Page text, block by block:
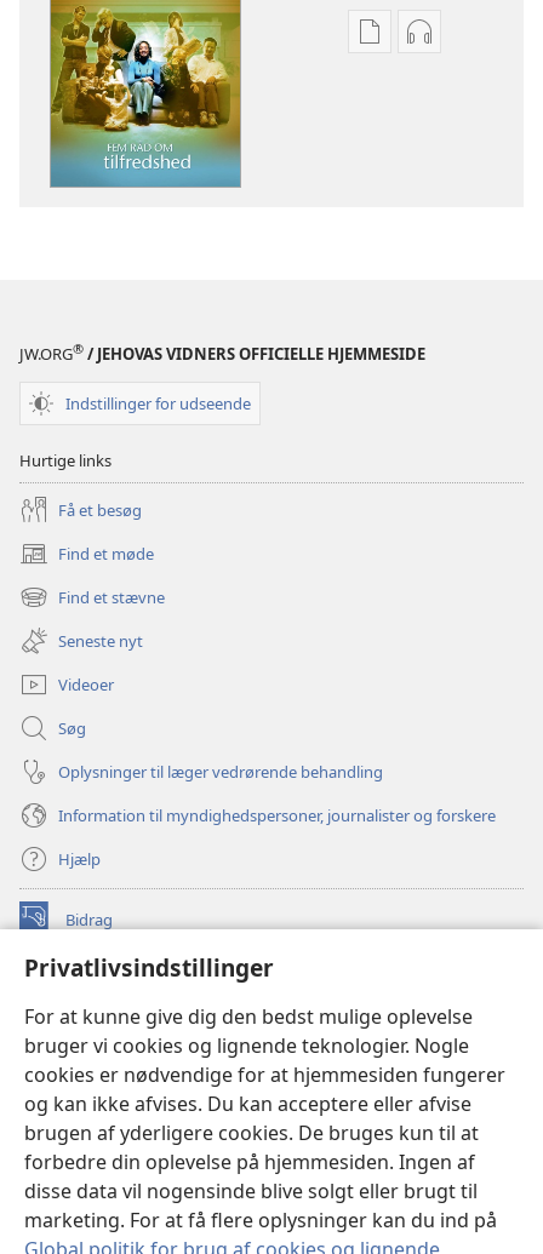
Privatlivsindstillinger
For at kunne give dig den bedst mulige oplevelse
bruger vi cookies og lignende teknologier. Nogle
cookies er nødvendige for at hjemmesiden fungerer
og kan ikke afvises. Du kan acceptere eller afvise
brugen af yderligere cookies. De bruges kun til at
forbedre din oplevelse på hjemmesiden. Ingen af
disse data vil nogensinde blive solgt eller brugt til
marketing. For at få flere oplysninger kan du ind på
IndstillingerIndstillinger
JW.ORG® / JEHOVAS VIDNERS OFFICIELLE HJEMMESIDE
Indstillinger for udseende
Hurtige links
Få et besøg
Find et møde
(åbner
nyt
vindue)
Find et stævne
(åbner
nyt
vindue)
Seneste nyt
Videoer
Søg
Oplysninger til læger vedrørende behandling
Information til myndighedspersoner, journalister og forskere
Hjælp
Bidrag
(åbner
vindue)Watchtower ONLINE LIBRARY™
nyt
vindue)JW Hub
(åbner
nyt
vindue)JW Library
Watchtower Library